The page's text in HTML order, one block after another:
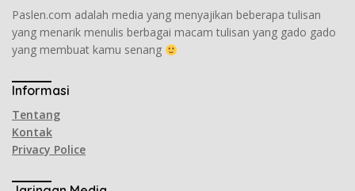
Paslen.com adalah media yang menyajikan beberapa tulisan
yang menarik menulis berbagai macam tulisan yang gado gado
yang membuat kamu senang
Informasi
Tentang
Kontak
Privacy Police